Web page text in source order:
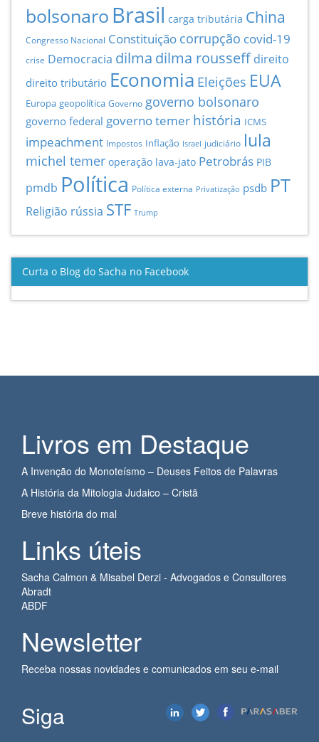
bolsonaro Brasil carga tributária China
Congresso Nacional Constituição corrupção covid-19
crise Democracia dilma dilma rousseff direito
direito tributário Economia Eleições EUA
Europa geopolítica Governo governo bolsonaro
governo federal governo temer história ICMS
impeachment Impostos Inflação Israel judiciário lula
michel temer operação lava-jato Petrobrás PIB
pmdb Política Política externa Privatização psdb PT
Religião rússia STF Trump
Curta o Blog do Sacha no Facebook
Livros em Destaque
A Invenção do Monoteísmo – Deuses Feitos de Palavras
A História da Mitologia Judaico – Cristã
Breve história do mal
Links úteis
Sacha Calmon & Misabel Derzi - Advogados e Consultores
Abradt
ABDF
Newsletter
Receba nossas novidades e comunicados em seu e-mail
Siga